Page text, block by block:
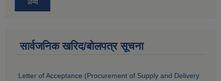
अन्य
सार्वजनिक खरिद/बोलपत्र सूचना
Letter of Acceptance (Procurement of Supply and Delivery